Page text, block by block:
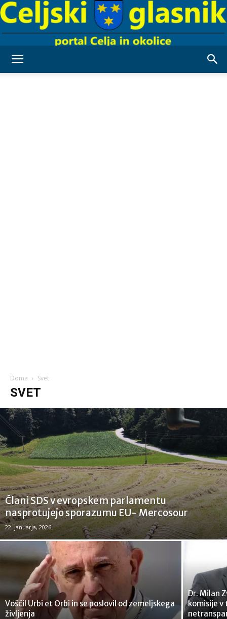
Doma Svet
SVET
Člani SDS v evropskem parlamentu
nasprotujejo sporazumu EU- Mercosour
22. januarja, 2026
Voščil Urbi et Orbi in se poslovil od zemeljskega
življenja
Dr. Milan
komisije v